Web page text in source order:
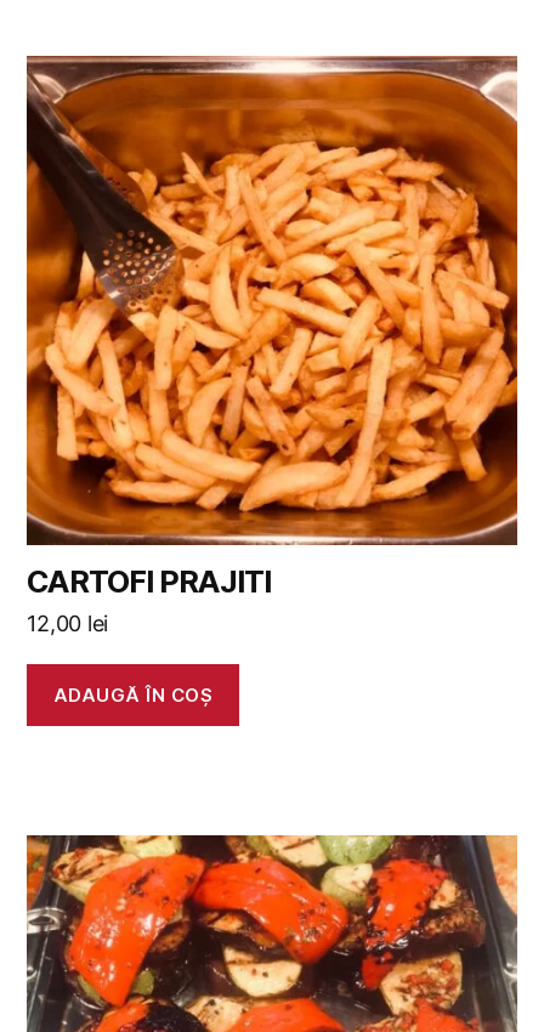
CARTOFI PRAJITI
12,00 lei
ADAUGĂ ÎN COȘ